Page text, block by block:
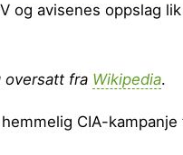
og avisenes oppslag
oversatt fra Wikipedia.
CIA-